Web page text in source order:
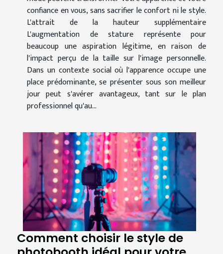
confiance en vous, sans sacrifier le confort ni le style.
L'attrait de la hauteur supplémentaire
L'augmentation de stature représente pour
beaucoup une aspiration légitime, en raison de
l'impact perçu de la taille sur l'image personnelle.
Dans un contexte social où l'apparence occupe une
place prédominante, se présenter sous son meilleur
jour peut s'avérer avantageux, tant sur le plan
professionnel qu'au...
Comment choisir le style de